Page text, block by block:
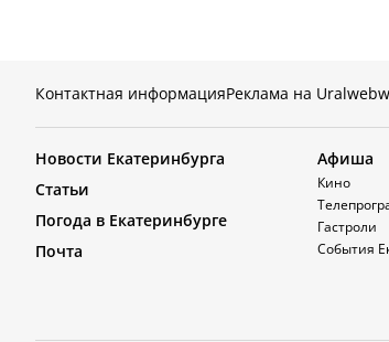
Контактная информацияРеклама на Uralweb
Новости Екатеринбурга
Статьи
Погода в Екатеринбурге
Почта
Афиша
Кино
Гастроли
События